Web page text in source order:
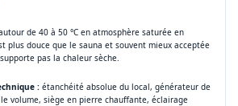
de 40 à 50 °C en atmosphère saturée en
plus douce que le sauna et souvent mieux acceptée
pas la chaleur sèche.
: étanchéité absolue du local, générateur de
volume, siège en pierre chauffante, éclairage